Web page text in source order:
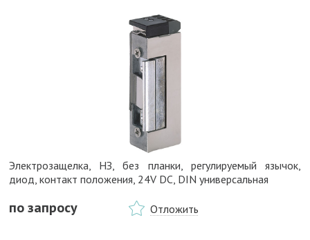
Электрозащелка, НЗ, без планки, регулируемый язычок,
диод, контакт положения, 24V DC, DIN универсальная
по запросу Отложить